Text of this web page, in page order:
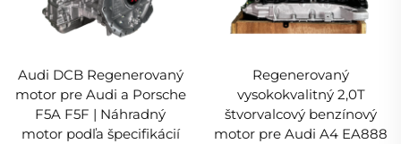
Audi DCB Regenerovaný
motor pre Audi a Porsche
F5A F5F | Náhradný
motor podľa špecifikácií
Regenerovaný
vysokokvalitný 2,0T
štvorvalcový benzínový
motor pre Audi A4 EA888